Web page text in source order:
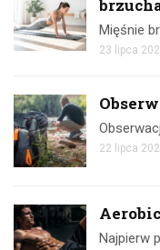
Mięśnie
23 lipca
22 lipca
Najpierw